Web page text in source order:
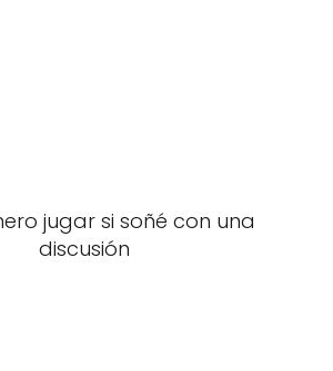
jugar si soñé con una
discusión